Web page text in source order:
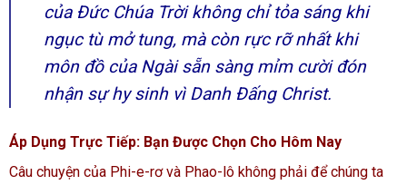
của Đức Chúa Trời không chỉ tỏa sáng khi
ngục tù mở tung, mà còn rực rỡ nhất khi
môn đồ của Ngài sẵn sàng mỉm cười đón
nhận sự hy sinh vì Danh Đấng Christ.
Áp Dụng Trực Tiếp: Bạn Được Chọn Cho Hôm Nay
Câu chuyện của Phi-e-rơ và Phao-lô không phải để chúng ta